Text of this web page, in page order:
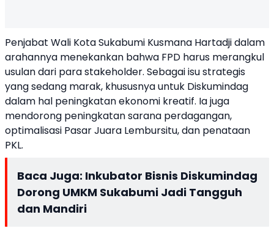
Penjabat Wali Kota Sukabumi Kusmana Hartadji dalam
arahannya menekankan bahwa FPD harus merangkul
usulan dari para stakeholder. Sebagai isu strategis
yang sedang marak, khususnya untuk Diskumindag
dalam hal peningkatan ekonomi kreatif. Ia juga
mendorong peningkatan sarana perdagangan,
optimalisasi Pasar Juara Lembursitu, dan penataan
PKL.
Baca Juga: Inkubator Bisnis Diskumindag
Dorong UMKM Sukabumi Jadi Tangguh
dan Mandiri